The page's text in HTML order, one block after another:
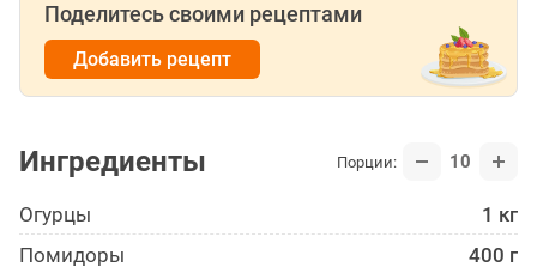
Поделитесь своими рецептами
Добавить рецепт
Ингредиенты Порции: 10
Огурцы
1 кг
Помидоры
400 г